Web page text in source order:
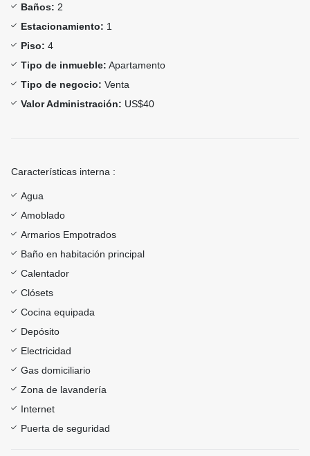
Baños: 2
Estacionamiento: 1
Piso: 4
Tipo de inmueble: Apartamento
Tipo de negocio: Venta
Valor Administración: US$40
Características interna :
Agua
Amoblado
Armarios Empotrados
Baño en habitación principal
Calentador
Clósets
Cocina equipada
Depósito
Electricidad
Gas domiciliario
Zona de lavandería
Internet
Puerta de seguridad